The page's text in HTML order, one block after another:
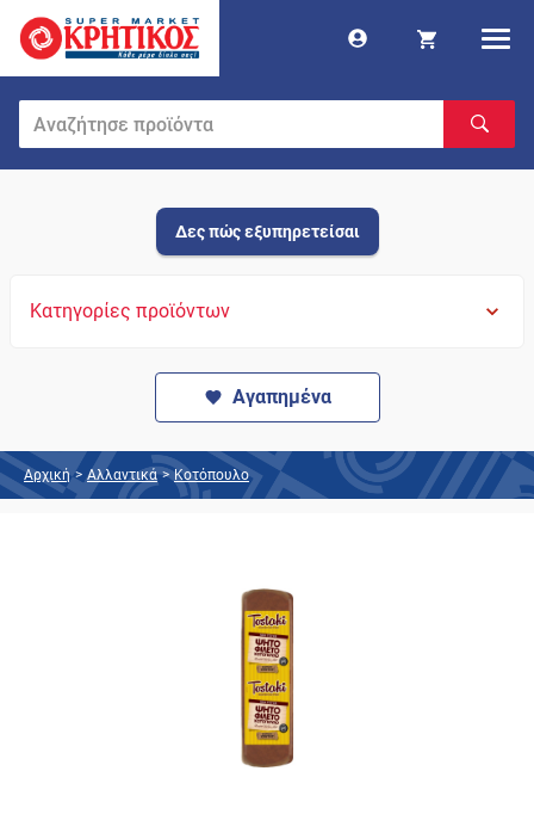
Δες πώς εξυπηρετείσαι
Κατηγορίες προϊόντων
Αγαπημένα
Αρχική > Αλλαντικά > Κοτόπουλο